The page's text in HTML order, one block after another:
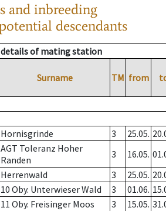
and inbreeding
descendants
details of mating station
Surname TM from
Hornisgrinde 3 25.05.
AGT Toleranz Hoher
Randen
3 16.05.
Herrenwald 3 25.05.
10 Oby. Unterwieser Wald 3 01.06.
11 Oby. Freisinger Moos 3 15.05.